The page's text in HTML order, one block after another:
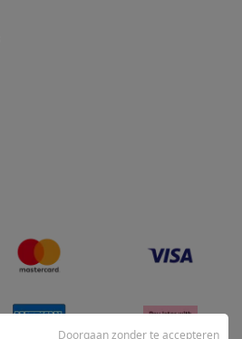
Doorgaan zonder te accepteren